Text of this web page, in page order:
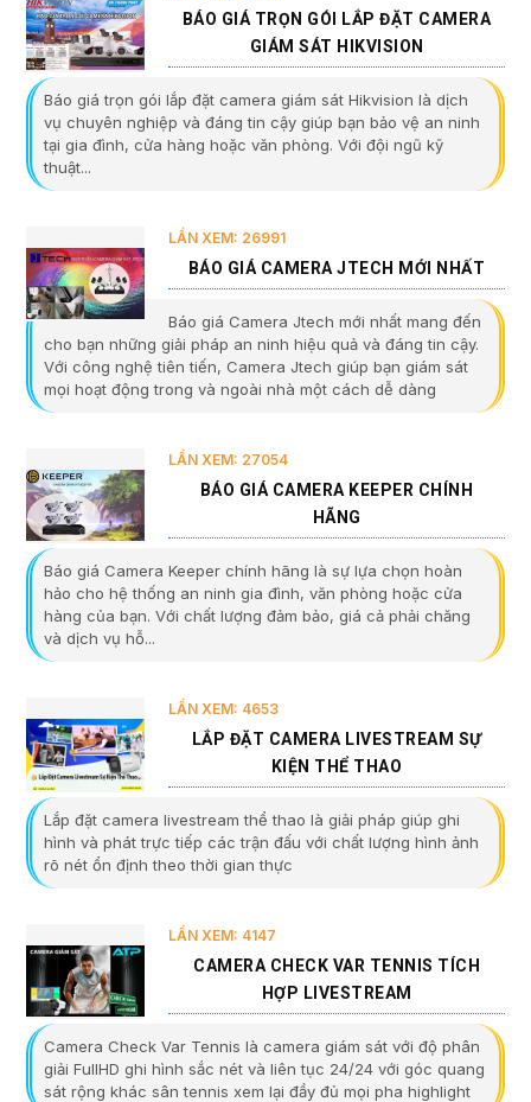
BÁO GIÁ TRỌN GÓI LẮP ĐẶT CAMERA
GIÁM SÁT HIKVISION
Báo giá trọn gói lắp đặt camera giám sát Hikvision là dịch
vụ chuyên nghiệp và đáng tin cậy giúp bạn bảo vệ an ninh
tại gia đình, cửa hàng hoặc văn phòng. Với đội ngũ kỹ
thuật...
LẦN XEM: 26991
BÁO GIÁ CAMERA JTECH MỚI NHẤT
Báo giá Camera Jtech mới nhất mang đến
cho bạn những giải pháp an ninh hiệu quả và đáng tin cậy.
Với công nghệ tiên tiến, Camera Jtech giúp bạn giám sát
mọi hoạt động trong và ngoài nhà một cách dễ dàng
LẦN XEM: 27054
BÁO GIÁ CAMERA KEEPER CHÍNH
HÃNG
Báo giá Camera Keeper chính hãng là sự lựa chọn hoàn
hảo cho hệ thống an ninh gia đình, văn phòng hoặc cửa
hàng của bạn. Với chất lượng đảm bảo, giá cả phải chăng
và dịch vụ hỗ...
LẦN XEM: 4653
LẮP ĐẶT CAMERA LIVESTREAM SỰ
KIỆN THỂ THAO
Lắp đặt camera livestream thể thao là giải pháp giúp ghi
hình và phát trực tiếp các trận đấu với chất lượng hình ảnh
rõ nét ổn định theo thời gian thực
LẦN XEM: 4147
CAMERA CHECK VAR TENNIS TÍCH
HỢP LIVESTREAM
Camera Check Var Tennis là camera giám sát với độ phân
giải FullHD ghi hình sắc nét và liên tục 24/24 với góc quang
sát rộng khác sân tennis xem lại đầy đủ mọi pha highlight